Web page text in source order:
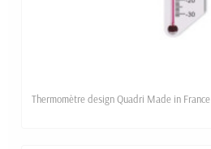
Thermomètre design Quadri Made in France